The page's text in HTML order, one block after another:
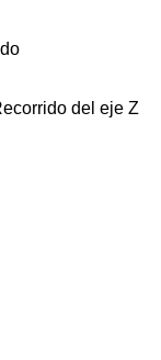
del eje Z